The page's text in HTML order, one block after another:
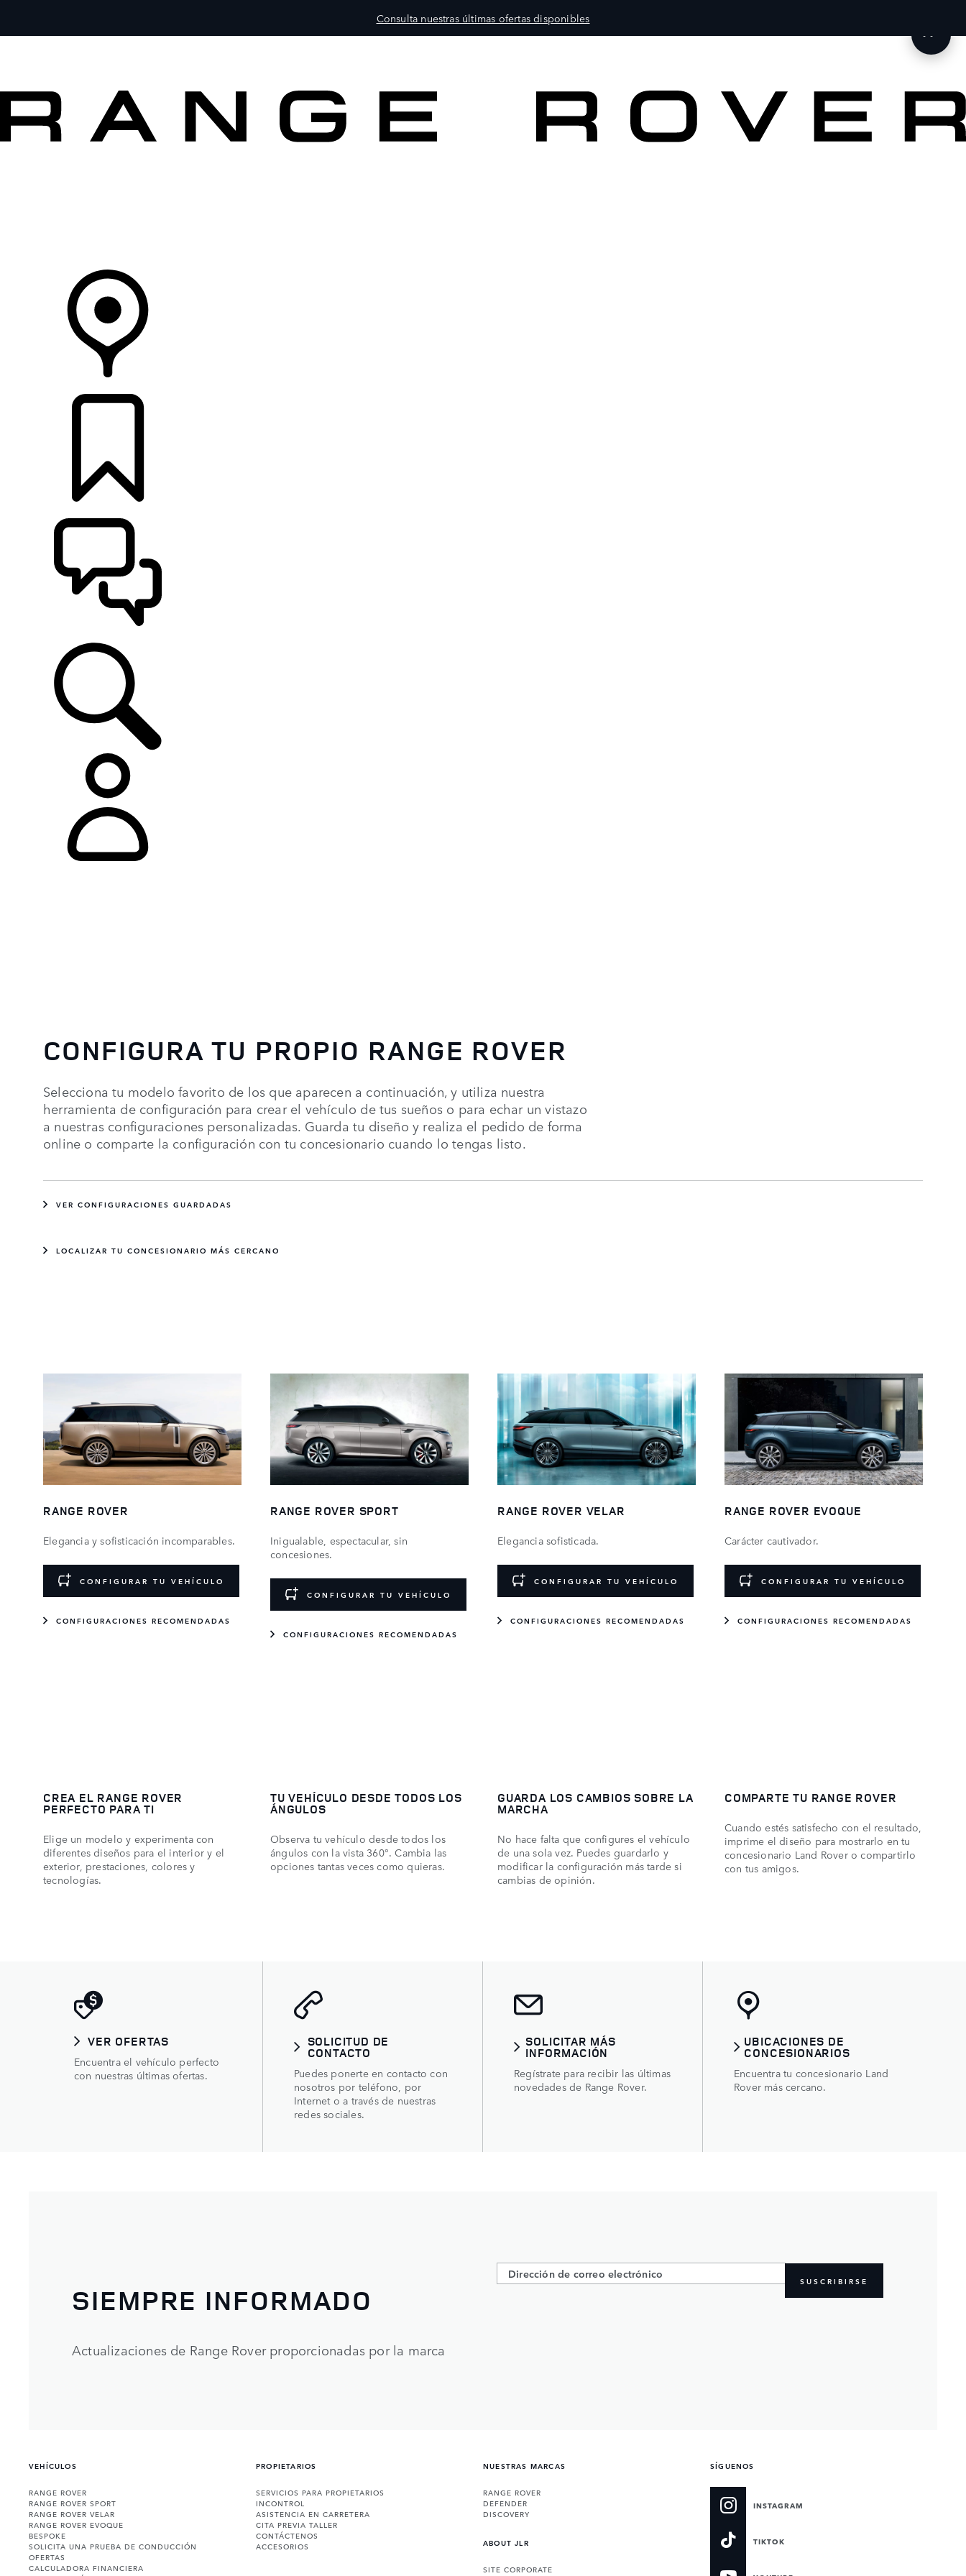
Consulta nuestras últimas ofertas disponibles
CONFIGURA TU PROPIO RANGE ROVER
Selecciona tu modelo favorito de los que aparecen a continuación, y utiliza nuestra
herramienta de configuración para crear el vehículo de tus sueños o para echar un vistazo
a nuestras configuraciones personalizadas. Guarda tu diseño y realiza el pedido de forma
online o comparte la configuración con tu concesionario cuando lo tengas listo.
VER CONFIGURACIONES GUARDADAS
LOCALIZAR TU CONCESIONARIO MÁS CERCANO
RANGE ROVER
Elegancia y sofisticación incomparables.
CONFIGURAR TU VEHÍCULO
CONFIGURACIONES RECOMENDADAS
RANGE ROVER SPORT
Inigualable, espectacular, sin
concesiones.
CONFIGURAR TU VEHÍCULO
CONFIGURACIONES RECOMENDADAS
RANGE ROVER VELAR​
Elegancia sofisticada.
CONFIGURAR TU VEHÍCULO
CONFIGURACIONES RECOMENDADAS
RANGE ROVER EVOQUE
Carácter cautivador.
CONFIGURAR TU VEHÍCULO
CONFIGURACIONES RECOMENDADAS
CREA EL RANGE ROVER
PERFECTO PARA TI
Elige un modelo y experimenta con
diferentes diseños para el interior y el
exterior, prestaciones, colores y
tecnologías.
TU VEHÍCULO DESDE TODOS LOS
ÁNGULOS
Observa tu vehículo desde todos los
ángulos con la vista 360°. Cambia las
opciones tantas veces como quieras.
GUARDA LOS CAMBIOS SOBRE LA
MARCHA
No hace falta que configures el vehículo
de una sola vez. Puedes guardarlo y
modificar la configuración más tarde si
cambias de opinión.
COMPARTE TU RANGE ROVER
Cuando estés satisfecho con el resultado,
imprime el diseño para mostrarlo en tu
concesionario Land Rover o compartirlo
con tus amigos.
VER OFERTAS
Encuentra el vehículo perfecto
con nuestras últimas ofertas.
SOLICITUD DE
CONTACTO
Puedes ponerte en contacto con
nosotros por teléfono, por
Internet o a través de nuestras
redes sociales.
SOLICITAR MÁS
INFORMACIÓN
Regístrate para recibir las últimas
novedades de Range Rover.
UBICACIONES DE
CONCESIONARIOS
Encuentra tu concesionario Land
Rover más cercano.
SIEMPRE INFORMADO
Actualizaciones de Range Rover proporcionadas por la marca
SUSCRIBIRSE
VEHÍCULOS
RANGE ROVER
RANGE ROVER SPORT
RANGE ROVER VELAR
RANGE ROVER EVOQUE
BESPOKE
SOLICITA UNA PRUEBA DE CONDUCCIÓN
OFERTAS
CALCULADORA FINANCIERA
PROPIETARIOS
SERVICIOS PARA PROPIETARIOS
INCONTROL
ASISTENCIA EN CARRETERA
CITA PREVIA TALLER
CONTÁCTENOS
ACCESORIOS
NUESTRAS MARCAS
RANGE ROVER
DEFENDER
DISCOVERY
ABOUT JLR
SITE CORPORATE
SÍGUENOS
INSTAGRAM
TIKTOK